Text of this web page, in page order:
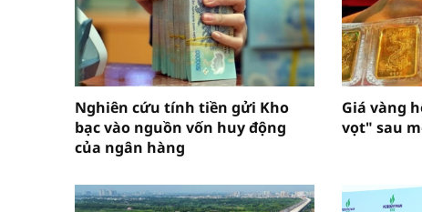
Nghiên cứu tính tiền gửi Kho
bạc vào nguồn vốn huy động
của ngân hàng
Giá vàng
vọt" sau